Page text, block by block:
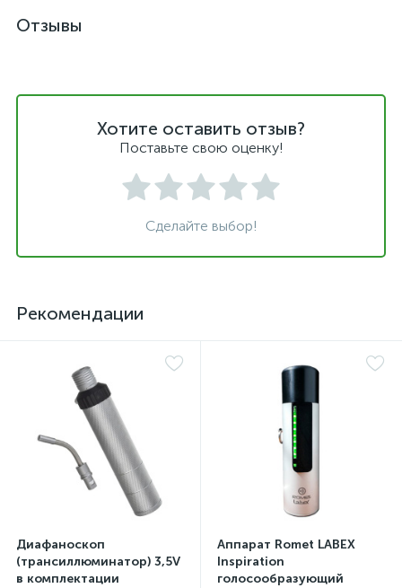
Отзывы
Хотите оставить отзыв?
Поставьте свою оценку!
Сделайте выбор!
Рекомендации
Диафаноскоп
(трансиллюминатор) 3,5V
в комплектации
Аппарат Romet LABEX
Inspiration
голосообразующий